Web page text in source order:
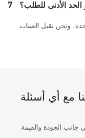
7 الحد الأدنى للطلب؟
مع أي أسئلة
جانب الجودة والقيمة